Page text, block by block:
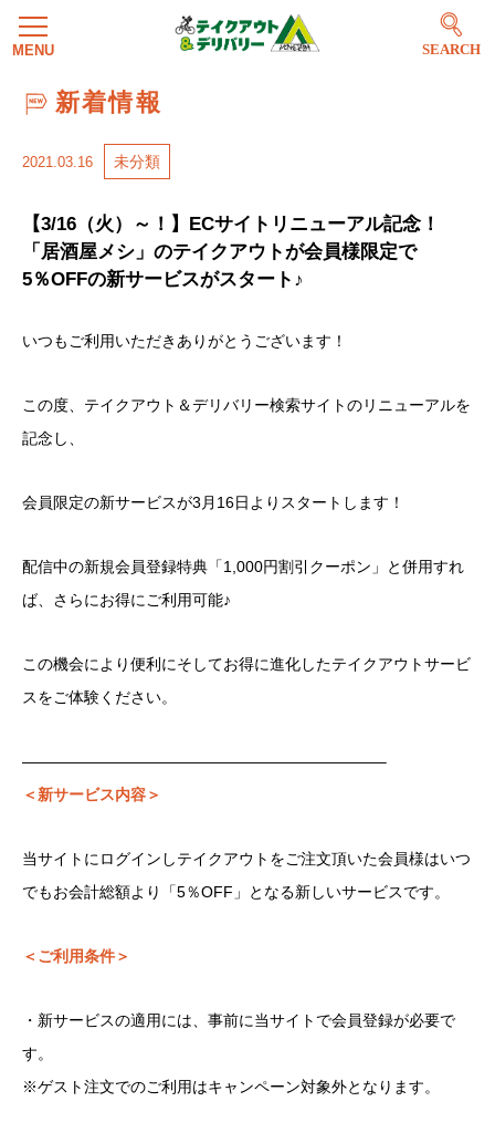
SEARCH
新着情報
2021.03.16 未分類
【3/16（火）～！】ECサイトリニューアル記念！
「居酒屋メシ」のテイクアウトが会員様限定で
5％OFFの新サービスがスタート♪
いつもご利用いただきありがとうございます！
この度、テイクアウト＆デリバリー検索サイトのリニューアルを
記念し、
会員限定の新サービスが3月16日よりスタートします！
配信中の新規会員登録特典「1,000円割引クーポン」と併用すれ
ば、さらにお得にご利用可能♪
この機会により便利にそしてお得に進化したテイクアウトサービ
スをご体験ください。
———————————————————————–
＜新サービス内容＞
当サイトにログインしテイクアウトをご注文頂いた会員様はいつ
でもお会計総額より「5％OFF」となる新しいサービスです。
＜ご利用条件＞
・新サービスの適用には、事前に当サイトで会員登録が必要で
す。
※ゲスト注文でのご利用はキャンペーン対象外となります。